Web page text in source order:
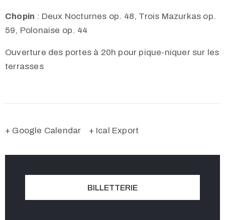
Chopin : Deux Nocturnes op. 48, Trois Mazurkas op.
59, Polonaise op. 44
Ouverture des portes à 20h pour pique-niquer sur les
terrasses
+ Google Calendar + Ical Export
BILLETTERIE